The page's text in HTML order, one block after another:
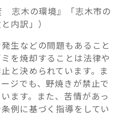
志木の環境』「志木市の
内訳」）
生などの問題もあること
を焼却することは法律や
と決められています。ま
ジでも、野焼きが禁止で
ます。また、苦情があっ
例に基づく指導をしてい